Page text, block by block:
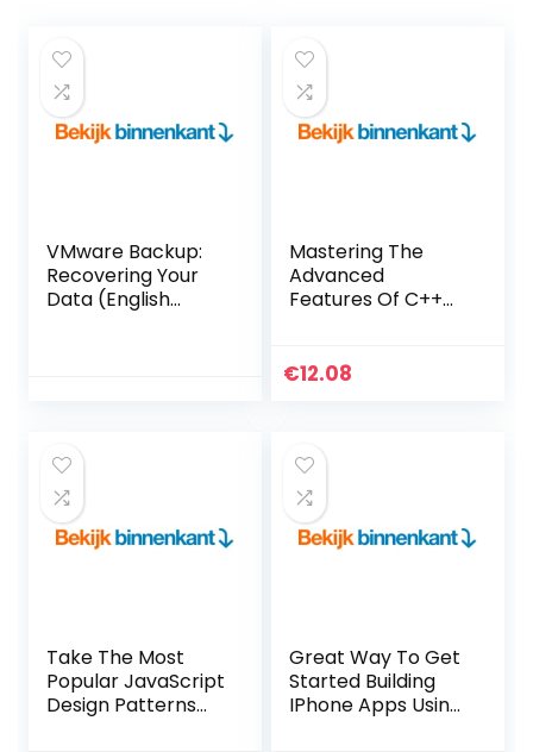
VMware Backup:
Recovering Your
Data (English
Mastering The
Advanced
Features Of C++
€12.08
Take The Most
Popular JavaScript
Design Patterns
Great Way To Get
Started Building
IPhone Apps Using